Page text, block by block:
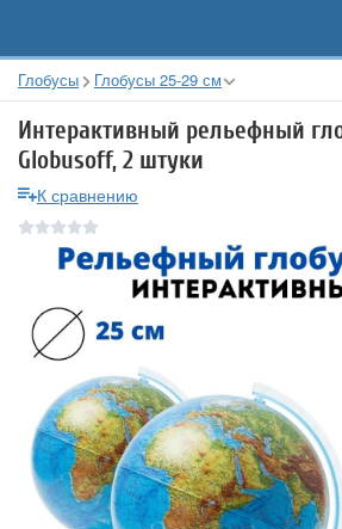
Глобусы Глобусы 25-29 см
Интерактивный рельефный
Globusoff, 2 штуки
К сравнению